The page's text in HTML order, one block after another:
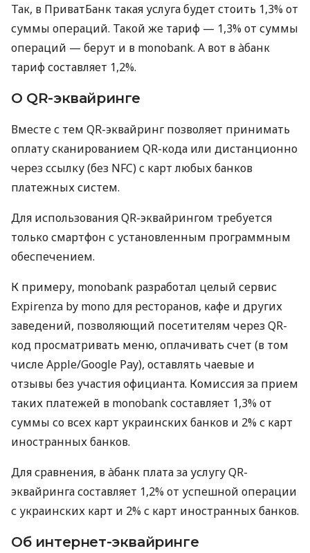
Так, в ПриватБанк такая услуга будет стоить 1,3% от
суммы операций. Такой же тариф — 1,3% от суммы
операций — берут и в monobank. А вот в àбанк
тариф составляет 1,2%.
О QR-эквайринге
Вместе с тем QR-эквайринг позволяет принимать
оплату сканированием QR-кода или дистанционно
через ссылку (без NFC) с карт любых банков
платежных систем.
Для использования QR-эквайрингом требуется
только смартфон с установленным программным
обеспечением.
К примеру, monobank разработал целый сервис
Expirenza by mono для ресторанов, кафе и других
заведений, позволяющий посетителям через QR-
код просматривать меню, оплачивать счет (в том
числе Apple/Google Pay), оставлять чаевые и
отзывы без участия официанта. Комиссия за прием
таких платежей в monobank составляет 1,3% от
суммы со всех карт украинских банков и 2% с карт
иностранных банков.
Для сравнения, в àбанк плата за услугу QR-
эквайринга составляет 1,2% от успешной операции
с украинских карт и 2% с карт иностранных банков.
Об интернет-эквайринге